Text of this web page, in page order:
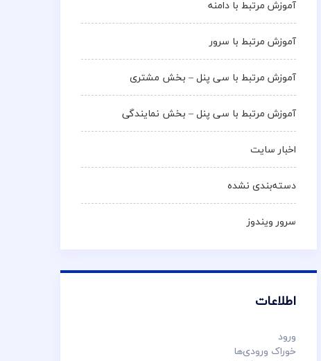
آموزش مرتبط با دامنه
آموزش مرتبط با سرور
آموزش مرتبط با سی پنل – بخش مشتری
آموزش مرتبط با سی پنل – بخش نمایندگی
اخبار سایت
دسته‌بندی نشده
سرور ویندوز
اطلاعات
ورود
خوراک ورودی‌ها